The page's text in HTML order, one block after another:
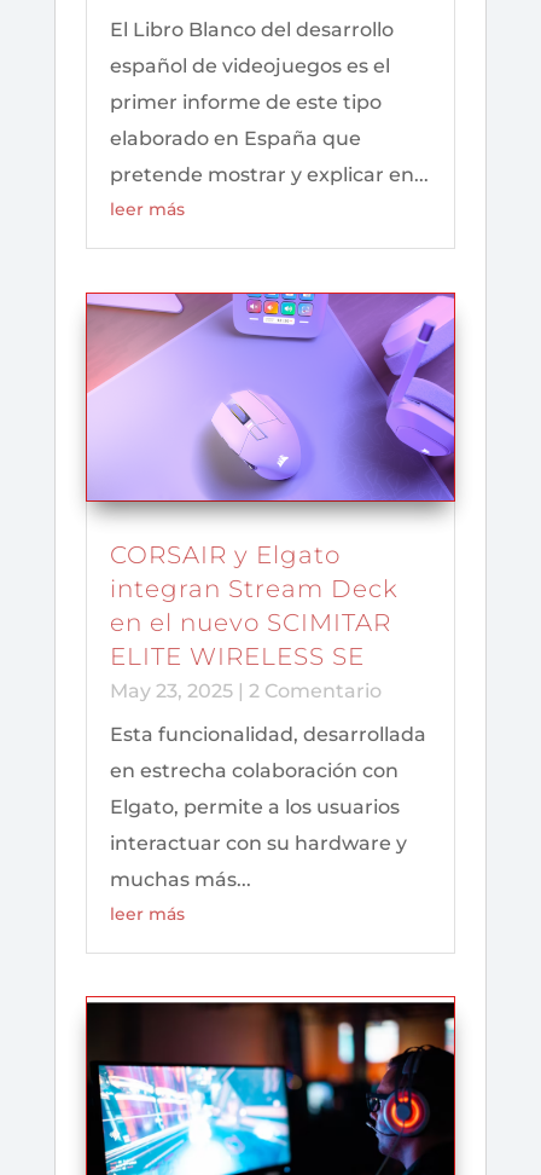
El Libro Blanco del desarrollo
español de videojuegos es el
primer informe de este tipo
elaborado en España que
pretende mostrar y explicar en...
leer más
CORSAIR y Elgato
integran Stream Deck
en el nuevo SCIMITAR
ELITE WIRELESS SE
May 23, 2025| 2 Comentario
Esta funcionalidad, desarrollada
en estrecha colaboración con
Elgato, permite a los usuarios
interactuar con su hardware y
muchas más...
leer más